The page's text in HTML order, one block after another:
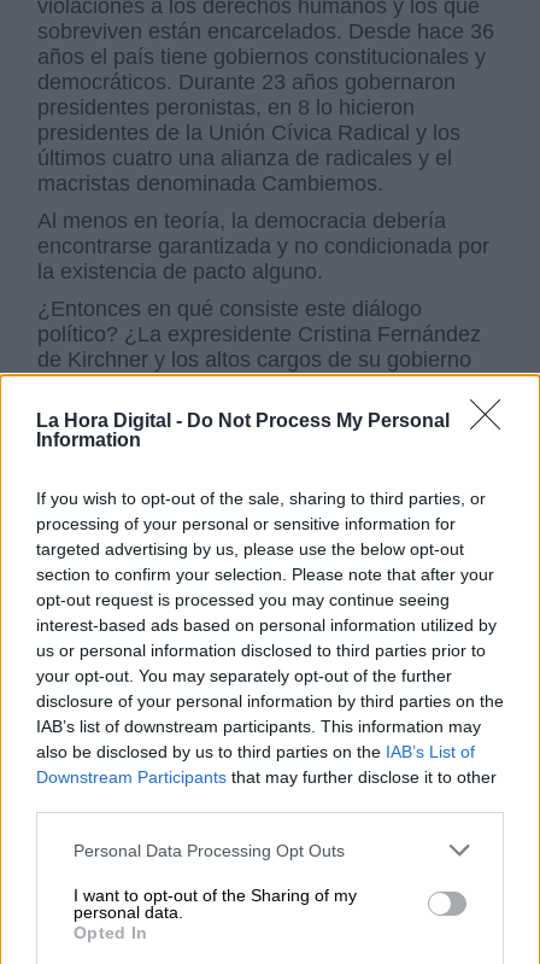
La Hora Digital - Do Not Process My Personal
Information
If you wish to opt-out of the sale, sharing to third parties, or
processing of your personal or sensitive information for
targeted advertising by us, please use the below opt-out
section to confirm your selection. Please note that after your
opt-out request is processed you may continue seeing
interest-based ads based on personal information utilized by
us or personal information disclosed to third parties prior to
your opt-out. You may separately opt-out of the further
disclosure of your personal information by third parties on the
IAB’s list of downstream participants. This information may
also be disclosed by us to third parties on the IAB’s List of
Downstream Participants that may further disclose it to other
Personal Data Processing Opt Outs
I want to opt-out of the Sharing of my
personal data.
Opted In
violaciones a los derechos humanos y los que
sobreviven están encarcelados. Desde hace 36
años el país tiene gobiernos constitucionales y
democráticos. Durante 23 años gobernaron
presidentes peronistas, en 8 lo hicieron
presidentes de la Unión Cívica Radical y los
últimos cuatro una alianza de radicales y el
macristas denominada Cambiemos.
Al menos en teoría, la democracia debería
encontrarse garantizada y no condicionada por
la existencia de pacto alguno.
¿Entonces en qué consiste este diálogo
político? ¿La expresidente Cristina Fernández
de Kirchner y los altos cargos de su gobierno
ilícita para saquear a la Argentina? O, por el
contrario, es una estadista y todos los juicios en
exfuncionarios son fruto de una conspiración.
Debemos pensar que todo lo actuado por la
justicia es tan sólo una patraña que esconde
una persecución política por parte del gobierno
de Macri.
No pretendo que en España se entienda esta
situación, porqué en Argentina tampoco está
nada clara.
Con los corruptos, y hay evidencias irrefutables
de que los procesados lo son, no se negocia ni
se acuerda. La corrupción política es un
Un gobierno constitucional no negocia con
delincuentes ni se presta a chantajes políticos
de ninguna naturaleza bajo la excusa de
garantizar la gobernabilidad.